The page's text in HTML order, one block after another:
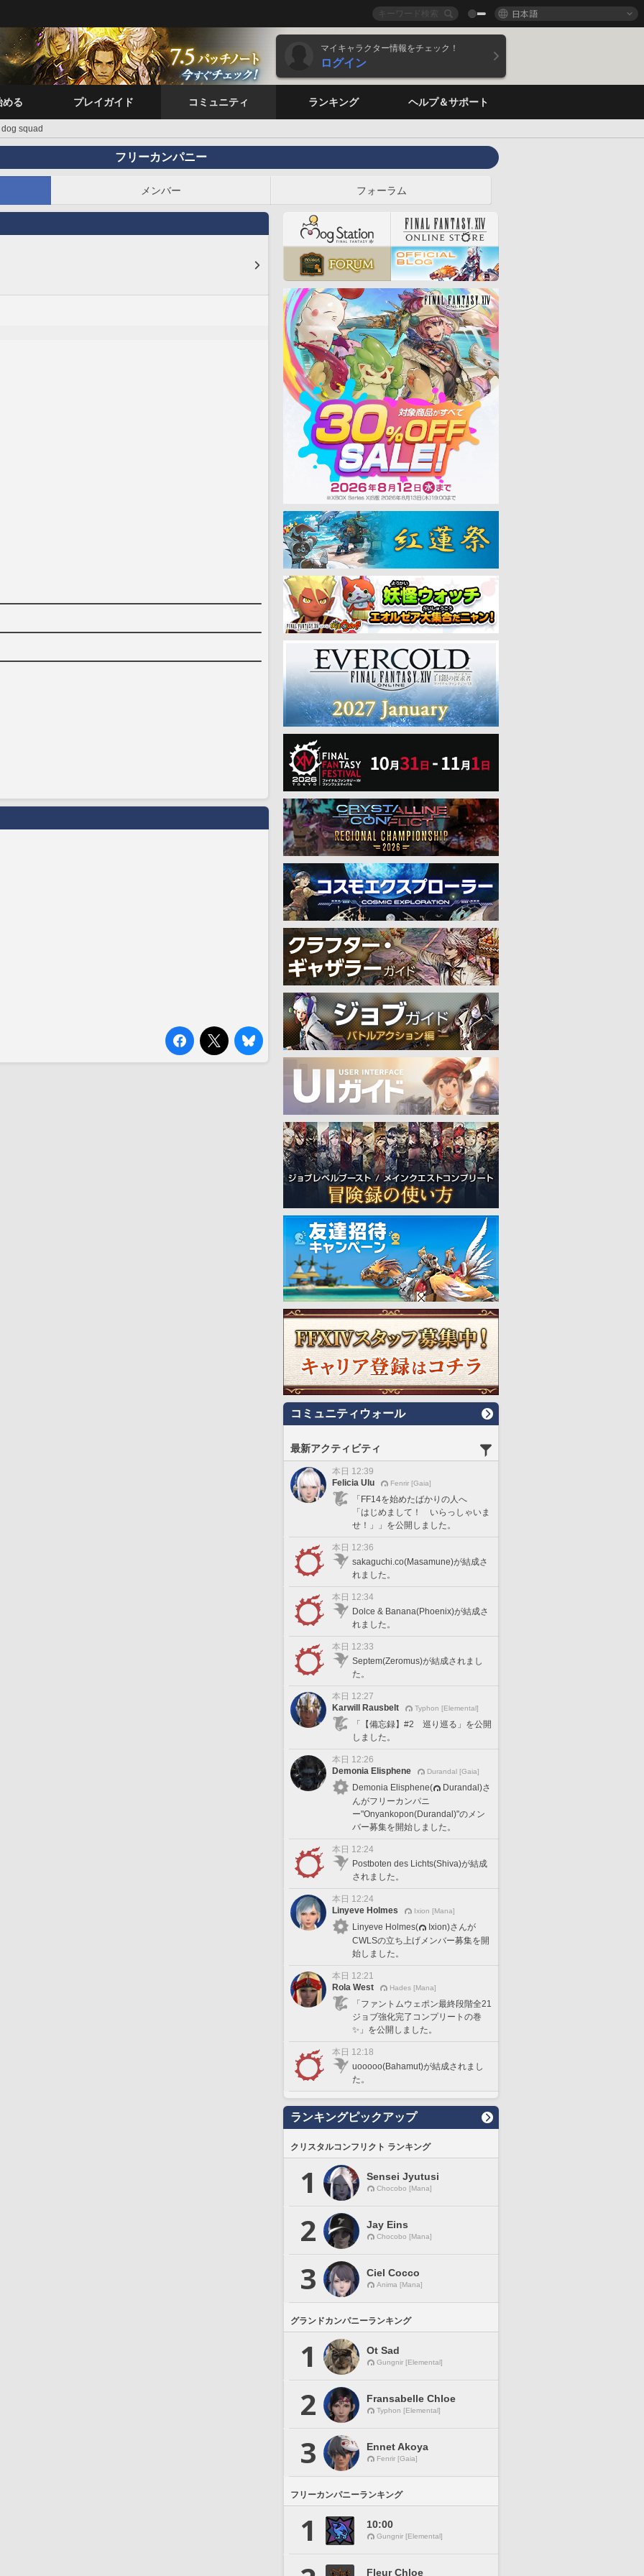
日本語
マイキャラクター情報をチェック！
ログイン
める プレイガイド コミュニティ ランキング ヘルプ＆サポート
dog squad
フリーカンパニー
メンバー フォーラム
コミュニティウォール
最新アクティビティ
本日 12:39
Felicia Ulu
Fenrir [Gaia]
「FF14を始めたばかりの人へ
「はじめまして！ いらっしゃいま
せ！」」を公開しました。
本日 12:36
sakaguchi.co(Masamune)が結成さ
れました。
本日 12:34
Dolce & Banana(Phoenix)が結成さ
れました。
本日 12:33
Septem(Zeromus)が結成されまし
た。
本日 12:27
Karwill Rausbelt
Typhon [Elemental]
「【備忘録】#2 巡り巡る」を公開
しました。
本日 12:26
Demonia Elisphene
Durandal [Gaia]
Demonia Elisphene(
Durandal)さ
んがフリーカンパニ
ー"Onyankopon(Durandal)"のメン
バー募集を開始しました。
本日 12:24
Postboten des Lichts(Shiva)が結成
されました。
本日 12:24
Linyeve Holmes
Ixion [Mana]
Linyeve Holmes(
Ixion)さんが
CWLSの立ち上げメンバー募集を開
始しました。
本日 12:21
Rola West
Hades [Mana]
「ファントムウェポン最終段階全21
ジョブ強化完了コンプリートの巻
✨」を公開しました。
本日 12:18
uooooo(Bahamut)が結成されまし
た。
ランキングピックアップ
クリスタルコンフリクト ランキング
1 Sensei Jyutusi
Chocobo [Mana]
2 Jay Eins
Chocobo [Mana]
3 Ciel Cocco
Anima [Mana]
グランドカンパニーランキング
1 Ot Sad
Gungnir [Elemental]
2 Fransabelle Chloe
Typhon [Elemental]
3 Ennet Akoya
Fenrir [Gaia]
フリーカンパニーランキング
1 10:00
Gungnir [Elemental]
Fleur Chloe